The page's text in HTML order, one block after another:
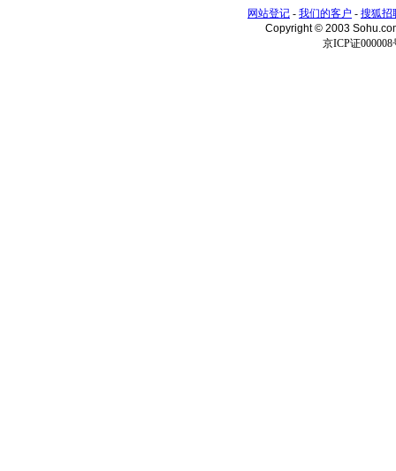
网站登记 - 我们的客户 - 搜狐招
Copyright © 2003
京ICP证